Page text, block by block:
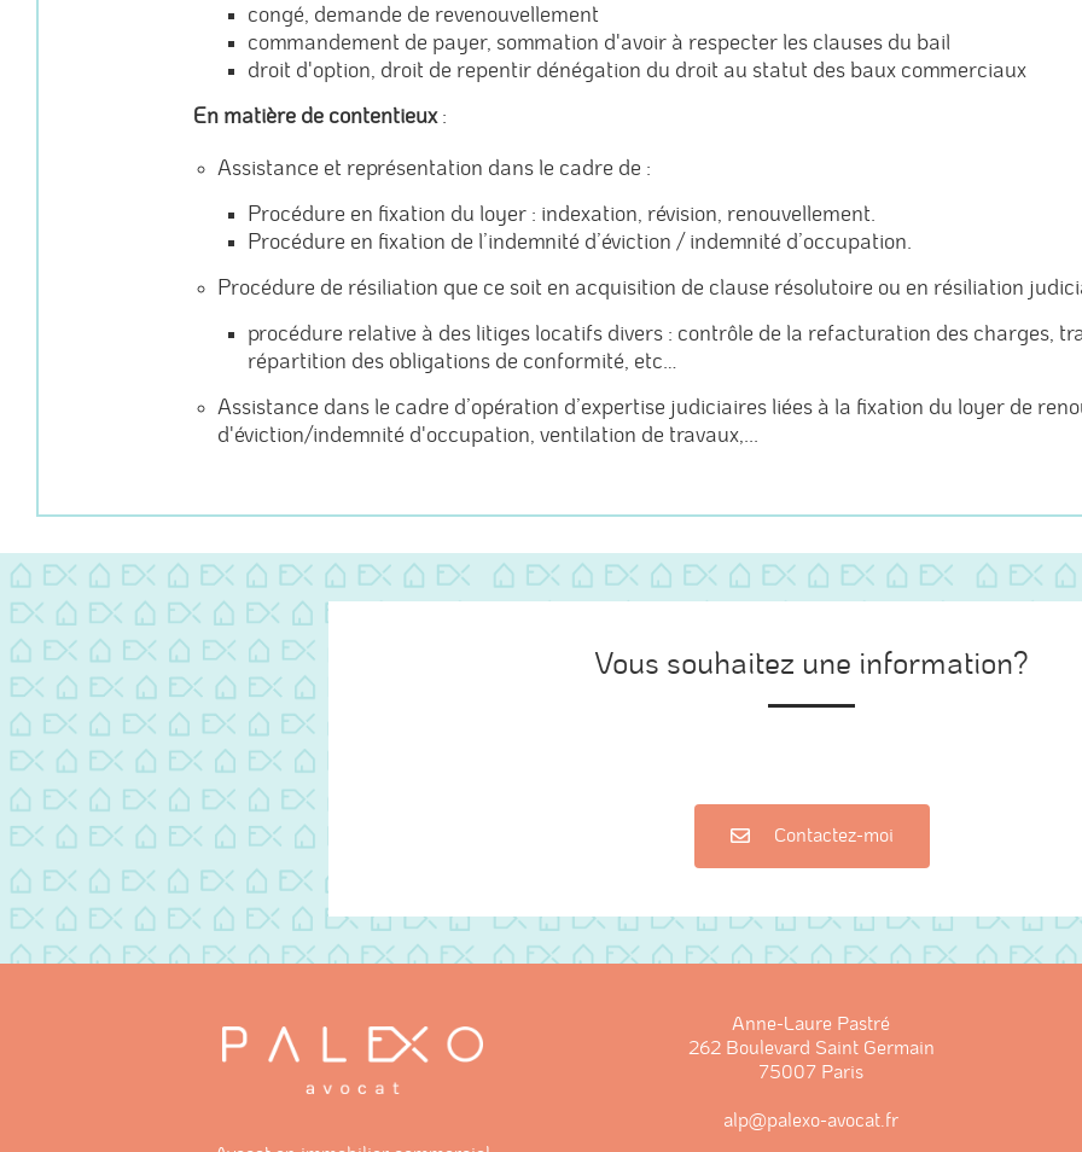
congé, demande de revenouvellement
commandement de payer, sommation d'avoir à respecter les clauses du bail
droit d'option, droit de repentir dénégation du droit au statut des baux commerciaux
En matière de contentieux :
Assistance et représentation dans le cadre de :
Procédure en fixation du loyer : indexation, révision, renouvellement.
Procédure en fixation de l’indemnité d’éviction / indemnité d’occupation.
Procédure de résiliation que ce soit en acquisition de clause résolutoire ou en résiliation
procédure relative à des litiges locatifs divers : contrôle de la refacturation des charges,
répartition des obligations de conformité, etc…
Assistance dans le cadre d’opération d’expertise judiciaires liées à la fixation du loyer de
d'éviction/indemnité d'occupation, ventilation de travaux,...
Vous souhaitez une information?
Contactez-moi
Anne-Laure Pastré
262 Boulevard Saint Germain
75007 Paris
alp@palexo-avocat.fr